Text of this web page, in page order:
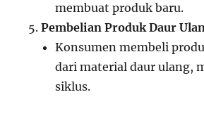
membuat produk baru.
Pembelian Produk Daur
Konsumen membeli
dari material daur ulang,
siklus.